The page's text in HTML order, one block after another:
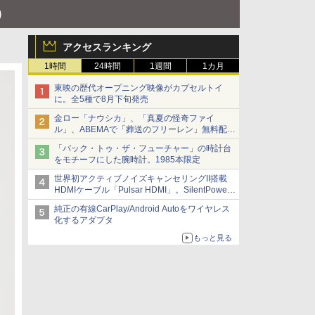
アクセスランキング
1時間 24時間 1週間 1カ月
東映の歴代オープニング映像がカプセルトイ
に。全5種で8月下旬発売
金ロー「ナウシカ」、「真夏の怪奇ファイ
ル」、ABEMAで「葬送のフリーレン」無料配信
など。夏の特番・配信情報
「バック・トゥ・ザ・フューチャー」の時計台
をモチーフにした腕時計。1985本限定
世界初アクティブノイズキャンセリングII搭載
HDMIケーブル「Pulsar HDMI」。SilentPower
から
純正の有線CarPlay/Android Autoをワイヤレス
化するアダプタ
もっと見る